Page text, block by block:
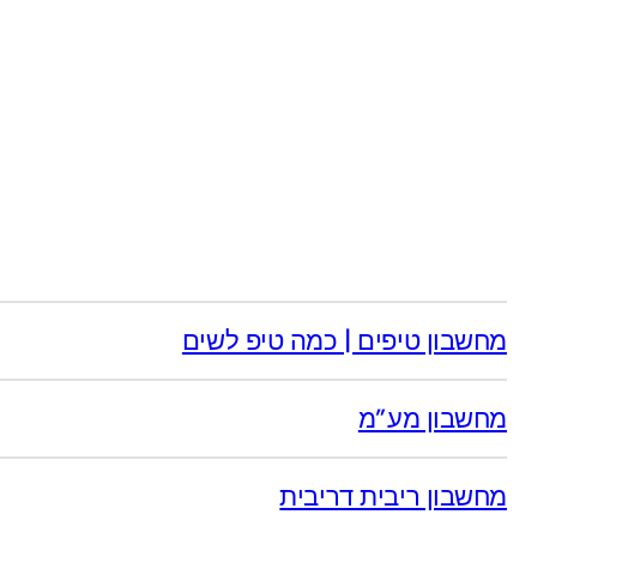
מחשבון טיפים | כמה טיפ לשים
מחשבון מע”מ
מחשבון ריבית דריבית